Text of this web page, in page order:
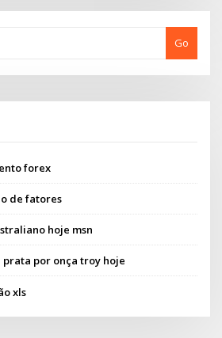
Go
forex
de fatores
hoje msn
por onça troy hoje
xls